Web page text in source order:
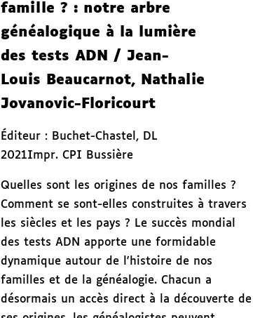
famille ? : notre arbre
généalogique à la lumière
des tests ADN
/ Jean-
Louis Beaucarnot, Nathalie
Jovanovic-Floricourt
Éditeur : Buchet-Chastel , DL
2021Impr. CPI Bussière
Quelles sont les origines de nos familles ?
Comment se sont-elles construites à travers
les siècles et les pays ? Le succès mondial
des tests ADN apporte une formidable
dynamique autour de l'histoire de nos
familles et de la généalogie. Chacun a
désormais un accès direct à la découverte de